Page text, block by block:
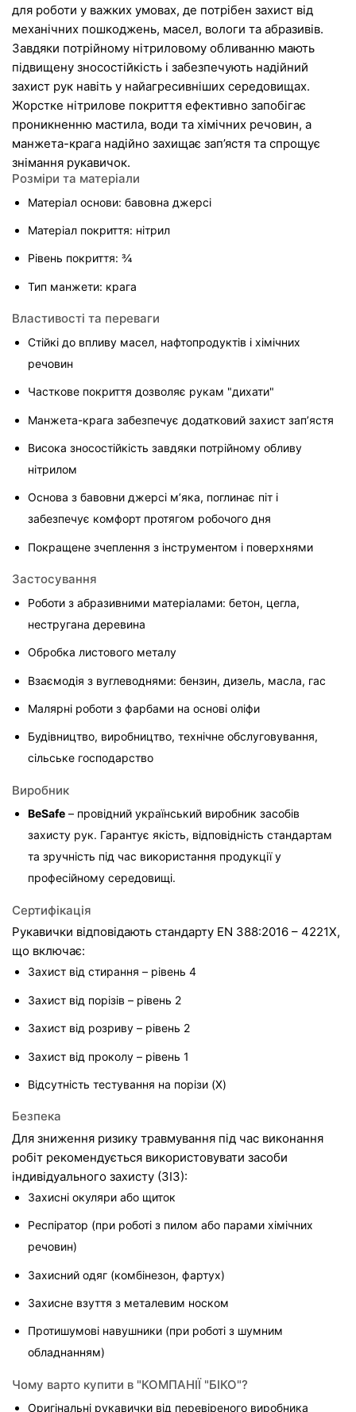
для роботи у важких умовах, де потрібен захист від
механічних пошкоджень, масел, вологи та абразивів.
Завдяки потрійному нітриловому обливанню мають
підвищену зносостійкість і забезпечують надійний
захист рук навіть у найагресивніших середовищах.
Жорстке нітрилове покриття ефективно запобігає
проникненню мастила, води та хімічних речовин, а
манжета-крага надійно захищає зап’ястя та спрощує
знімання рукавичок.
Розміри та матеріали
Матеріал основи: бавовна джерсі
Матеріал покриття: нітрил
Рівень покриття: ¾
Тип манжети: крага
Властивості та переваги
Стійкі до впливу масел, нафтопродуктів і хімічних
речовин
Часткове покриття дозволяє рукам "дихати"
Манжета-крага забезпечує додатковий захист зап’ястя
Висока зносостійкість завдяки потрійному обливу
нітрилом
Основа з бавовни джерсі м’яка, поглинає піт і
забезпечує комфорт протягом робочого дня
Покращене зчеплення з інструментом і поверхнями
Застосування
Роботи з абразивними матеріалами: бетон, цегла,
нестругана деревина
Обробка листового металу
Взаємодія з вуглеводнями: бензин, дизель, масла, гас
Малярні роботи з фарбами на основі оліфи
Будівництво, виробництво, технічне обслуговування,
сільське господарство
Виробник
BeSafe – провідний український виробник засобів
захисту рук. Гарантує якість, відповідність стандартам
та зручність під час використання продукції у
професійному середовищі.
Сертифікація
Рукавички відповідають стандарту EN 388:2016 – 4221X,
що включає:
Захист від стирання – рівень 4
Захист від порізів – рівень 2
Захист від розриву – рівень 2
Захист від проколу – рівень 1
Відсутність тестування на порізи (X)
Безпека
Для зниження ризику травмування під час виконання
робіт рекомендується використовувати засоби
індивідуального захисту (ЗІЗ):
Захисні окуляри або щиток
Респіратор (при роботі з пилом або парами хімічних
речовин)
Захисний одяг (комбінезон, фартух)
Захисне взуття з металевим носком
Протишумові навушники (при роботі з шумним
обладнанням)
Чому варто купити в "КОМПАНІЇ "БІКО"?
Оригінальні рукавички від перевіреного виробника